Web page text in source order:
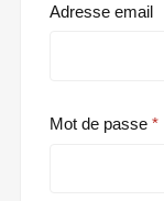
Adresse email
Mot de passe